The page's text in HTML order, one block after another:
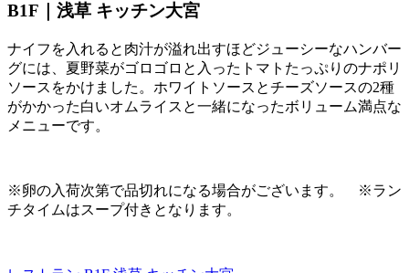
B1F｜浅草 キッチン大宮
ナイフを入れると肉汁が溢れ出すほどジューシーなハンバー
グには、夏野菜がゴロゴロと入ったトマトたっぷりのナポリ
ソースをかけました。ホワイトソースとチーズソースの2種
がかかった白いオムライスと一緒になったボリューム満点な
メニューです。
※卵の入荷次第で品切れになる場合がございます。 ※ラン
チタイムはスープ付きとなります。